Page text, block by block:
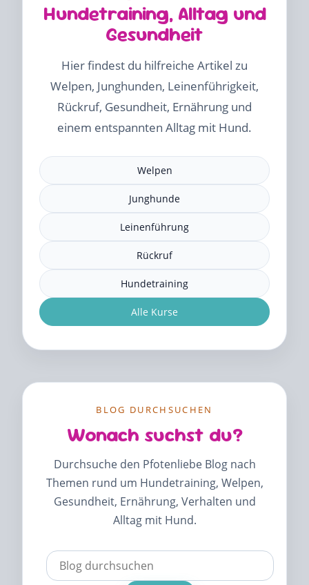
Hundetraining, Alltag und
Gesundheit
Hier findest du hilfreiche Artikel zu
Welpen, Junghunden, Leinenführigkeit,
Rückruf, Gesundheit, Ernährung und
einem entspannten Alltag mit Hund.
Welpen
Junghunde
Leinenführung
Rückruf
Hundetraining
Alle Kurse
BLOG DURCHSUCHEN
Wonach suchst du?
Durchsuche den Pfotenliebe Blog nach
Themen rund um Hundetraining, Welpen,
Gesundheit, Ernährung, Verhalten und
Alltag mit Hund.